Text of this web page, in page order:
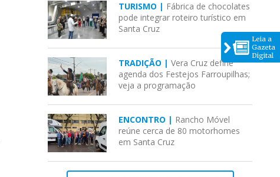
Leia a
Gazeta
Digital
TURISMO | Fábrica de chocolates
pode integrar roteiro turístico em
Santa Cruz
TRADIÇÃO |Vera Cruz define
agenda dos Festejos Farroupilhas;
veja a programação
ENCONTRO | Rancho Móvel
reúne cerca de 80 motorhomes
em Santa Cruz